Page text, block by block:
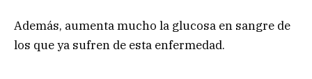
Además, aumenta mucho la glucosa en sangre de
los que ya sufren de esta enfermedad.